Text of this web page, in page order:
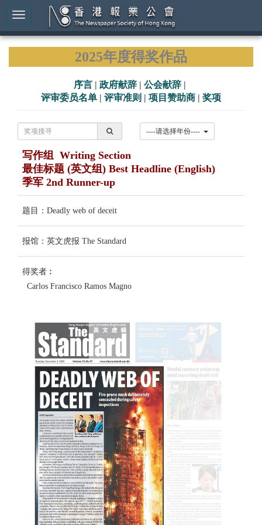
2025年度得奖作品
序言 | 政府献辞 | 公会献辞 |
评审委员名单 | 评审准则 | 项目赞助商 | 奖项
写作组 Writing Section
最佳标题 (英文组) Best Headline (English)
季军 2nd Runner-up
题目：Deadly web of deceit
报馆：英文虎报 The Standard
得奖者︰
Carlos Francisco Ramos Magno